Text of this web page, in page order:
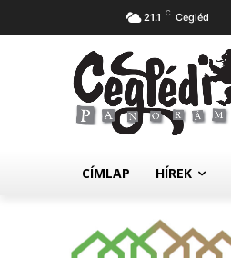
21.1 C Cegléd
CÍMLAP HÍREK